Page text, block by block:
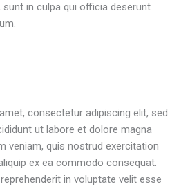
in culpa qui officia deserunt
consectetur adipiscing elit, sed
ut labore et dolore magna
veniam, quis nostrud exercitation
ex ea commodo consequat.
in voluptate velit esse